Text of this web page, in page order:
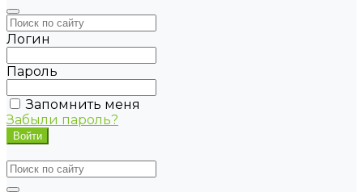
Логин
Пароль
Запомнить меня
Забыли пароль?